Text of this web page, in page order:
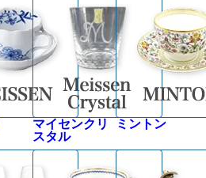
マイセンクリ
スタル
ミントン